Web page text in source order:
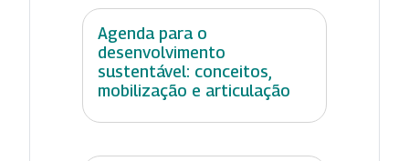
Agenda para o
desenvolvimento
sustentável: conceitos,
mobilização e articulação